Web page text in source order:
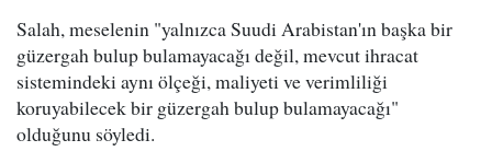
Salah, meselenin "yalnızca Suudi Arabistan'ın başka bir
güzergah bulup bulamayacağı değil, mevcut ihracat
sistemindeki aynı ölçeği, maliyeti ve verimliliği
koruyabilecek bir güzergah bulup bulamayacağı"
olduğunu söyledi.